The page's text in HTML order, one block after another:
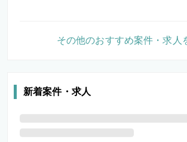
その他のおすすめ案件・求人
新着案件・求人